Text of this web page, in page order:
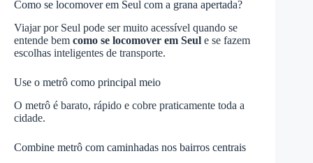
Como se locomover em Seul com a grana apertada?
Viajar por Seul pode ser muito acessível quando se
entende bem como se locomover em Seul e se fazem
escolhas inteligentes de transporte.
Use o metrô como principal meio
O metrô é barato, rápido e cobre praticamente toda a
cidade.
Combine metrô com caminhadas nos bairros centrais